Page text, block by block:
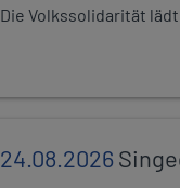
Die Volkssolidarität
24.08.2026